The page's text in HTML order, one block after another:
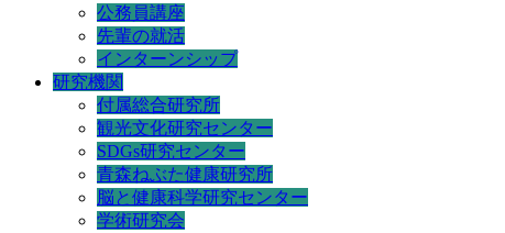
公務員講座
先輩の就活
インターンシップ
研究機関
付属総合研究所
観光文化研究センター
SDGs研究センター
青森ねぶた健康研究所
脳と健康科学研究センター
学術研究会